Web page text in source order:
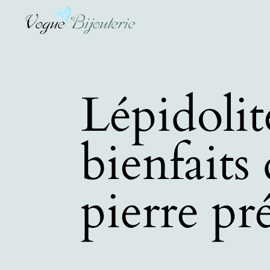
bienfaits
pierre